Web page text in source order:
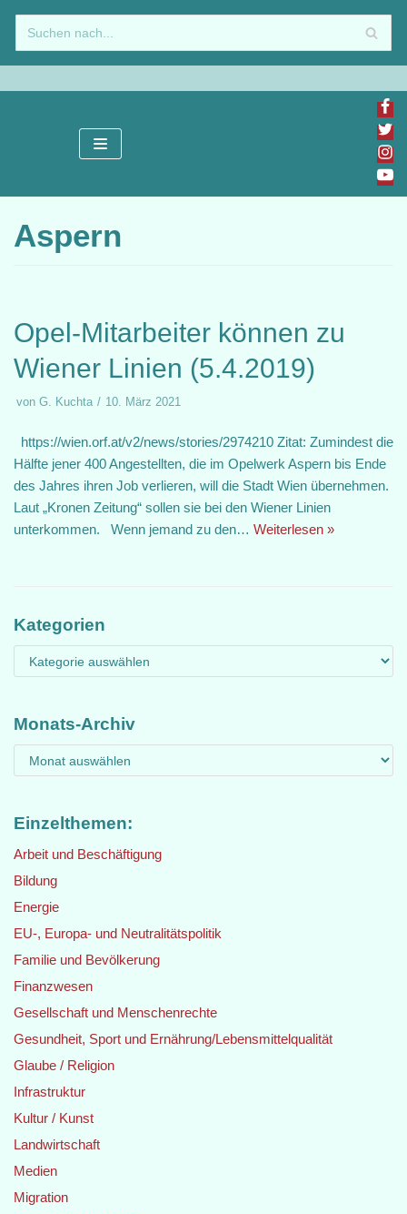
Zum
Inhalt
springen
Aspern
Opel-Mitarbeiter können zu
Wiener Linien (5.4.2019)
von G. Kuchta 10. März 2021
https://wien.orf.at/v2/news/stories/2974210 Zitat: Zumindest die
Hälfte jener 400 Angestellten, die im Opelwerk Aspern bis Ende
des Jahres ihren Job verlieren, will die Stadt Wien übernehmen.
Laut „Kronen Zeitung“ sollen sie bei den Wiener Linien
unterkommen. Wenn jemand zu den… Weiterlesen »
Kategorien
Monats-Archiv
Einzelthemen:
Arbeit und Beschäftigung
Bildung
Energie
EU-, Europa- und Neutralitätspolitik
Familie und Bevölkerung
Finanzwesen
Gesellschaft und Menschenrechte
Gesundheit, Sport und Ernährung/Lebensmittelqualität
Glaube / Religion
Infrastruktur
Kultur / Kunst
Landwirtschaft
Medien
Migration